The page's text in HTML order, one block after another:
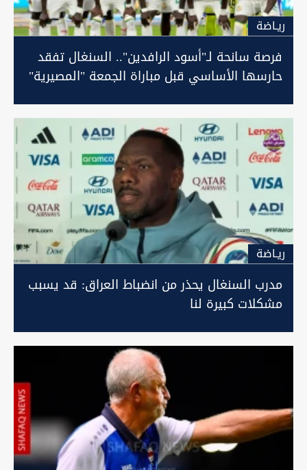
ريـاضة
فرصة سانحة لـ"أسود الرافدين".. السنغال تفقد
حارسها الأساسي قبل مباراة الجمعة "المصيرية"
ريـاضة
مدرب السنغال يحذر من انضباط العراق: قد يسبب
مشكلات كبيرة لنا